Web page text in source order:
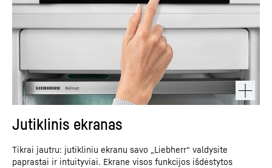
Jutiklinis ekranas
Tikrai jautru: jutikliniu ekranu savo „Liebherr“ valdysite
paprastai ir intuityviai. Ekrane visos funkcijos išdėstytos